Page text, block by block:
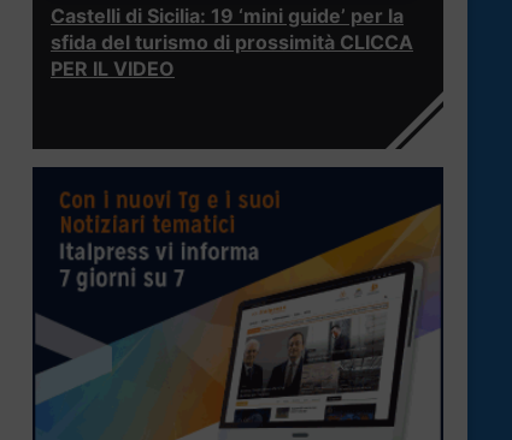
Castelli di Sicilia: 19 ‘mini guide’ per la
sfida del turismo di prossimità CLICCA
PER IL VIDEO